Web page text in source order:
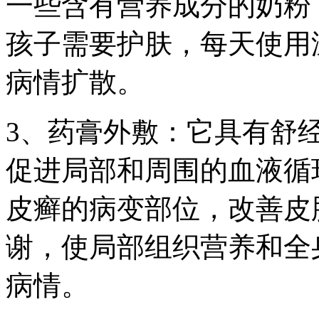
孩子需要护肤，每天使
病情扩散。
3、药膏外敷：它具有舒
促进局部和周围的血液
皮癣的病变部位，改善
谢，使局部组织营养和
病情。